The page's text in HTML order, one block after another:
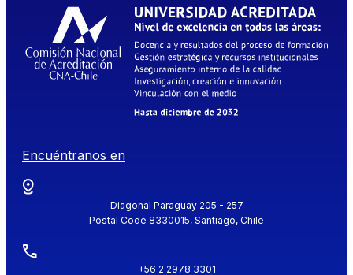
Encuéntranos en
Diagonal Paraguay 205 - 257
Postal Code 8330015, Santiago, Chile
+56 2 2978 3301